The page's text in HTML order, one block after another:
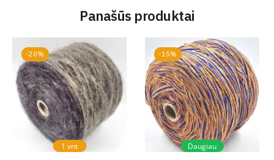
Panašūs produktai
-20%
1 vnt
-15%
Daugiau